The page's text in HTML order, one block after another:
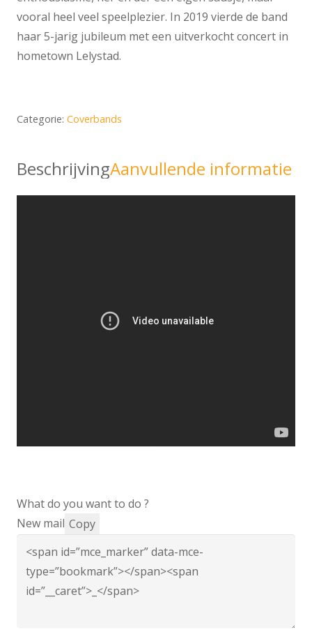
vooral heel veel speelplezier. In 2019 vierde de band
haar 5-jarig jubileum met een uitverkocht concert in
hometown Lelystad.
Categorie: Coverbands
BeschrijvingAanvullende informatie
What do you want to do ?
New mail Copy